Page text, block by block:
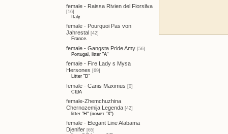
female - Raissa Rivien del Fiorsilva
[16]
Italy
female - Pourquoi Pas von
Jahrestal [42]
France.
female - Gangsta Pride Amy [56]
Portugal, litter "A"
female - Fire Lady s Mysa
Hersones [69]
Litter "D"
female - Canis Maximus [0]
США
female-Zhemchuzhina
Chernozemija Legenda [42]
litter "H" (помет "Х")
female - Elegant Line Alabama
Djenifer [65]